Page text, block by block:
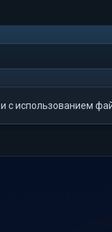
и с использованием